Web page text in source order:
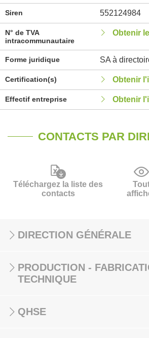
Siren 552124984
N° de TVA
intracommunautaire
Obtenir
Forme juridique SA à
Certification(s) Obtenir
Effectif entreprise Obtenir
CONTACTS PAR
Téléchargez la liste des
contacts
DIRECTION GÉNÉRALE
PRODUCTION -
TECHNIQUE
QHSE